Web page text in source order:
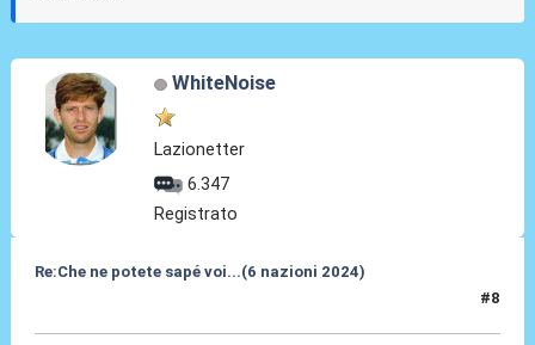
WhiteNoise
Lazionetter
6.347
Registrato
Re:Che ne potete sapé voi...(6 nazioni 2024)
#8